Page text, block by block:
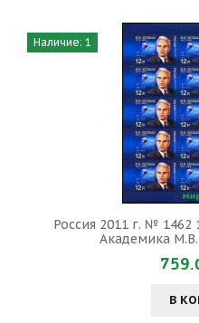
Наличие: 1
Россия 2011 г. № 1462
Академика
В